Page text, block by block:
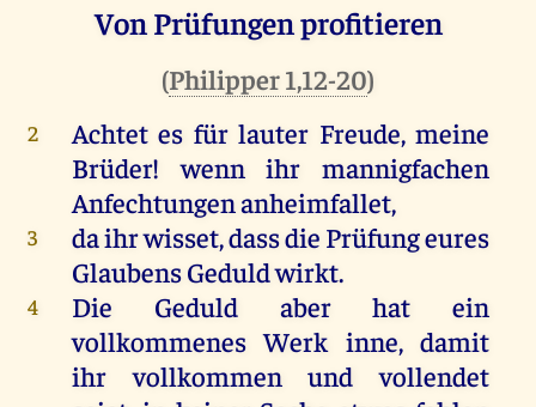
Von Prüfungen profitieren
(Philipper 1,12-20)
2
Achtet es für lauter Freude, meine
Brüder! wenn ihr mannigfachen
Anfechtungen anheimfallet,
3
da ihr wisset, dass die Prüfung eures
Glaubens Geduld wirkt.
4
Die Geduld aber hat ein
vollkommenes Werk inne, damit
ihr vollkommen und vollendet